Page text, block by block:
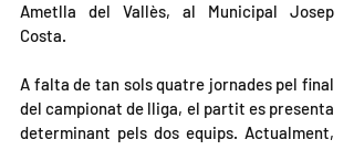
Ametlla del Vallès, al Municipal Josep
Costa.
A falta de tan sols quatre jornades pel final
del campionat de lliga, el partit es presenta
determinant pels dos equips. Actualment,